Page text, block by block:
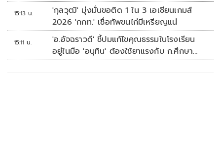
15:13 น.
'กุลวุฒิ' มุ่งมั่นขอติด 1 ใน 3 เอเชียนเกมส์
2026 'กกท.' เชื่อทัพขนไก่มีเหรียญแน่
15:11 น.
'อ.อัจฉราวดี' ชี้ปมแก้ไขคุณธรรมในโรงเรียน
อยู่ในมือ 'อนุทิน' ต้องใช้ยาแรงกับ ก.ศึกษา
เรื่องปืนแค่ปลายเหตุ